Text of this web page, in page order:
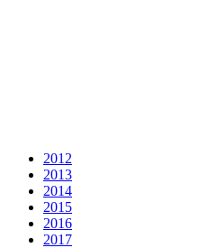
2012
2013
2014
2015
2016
2017